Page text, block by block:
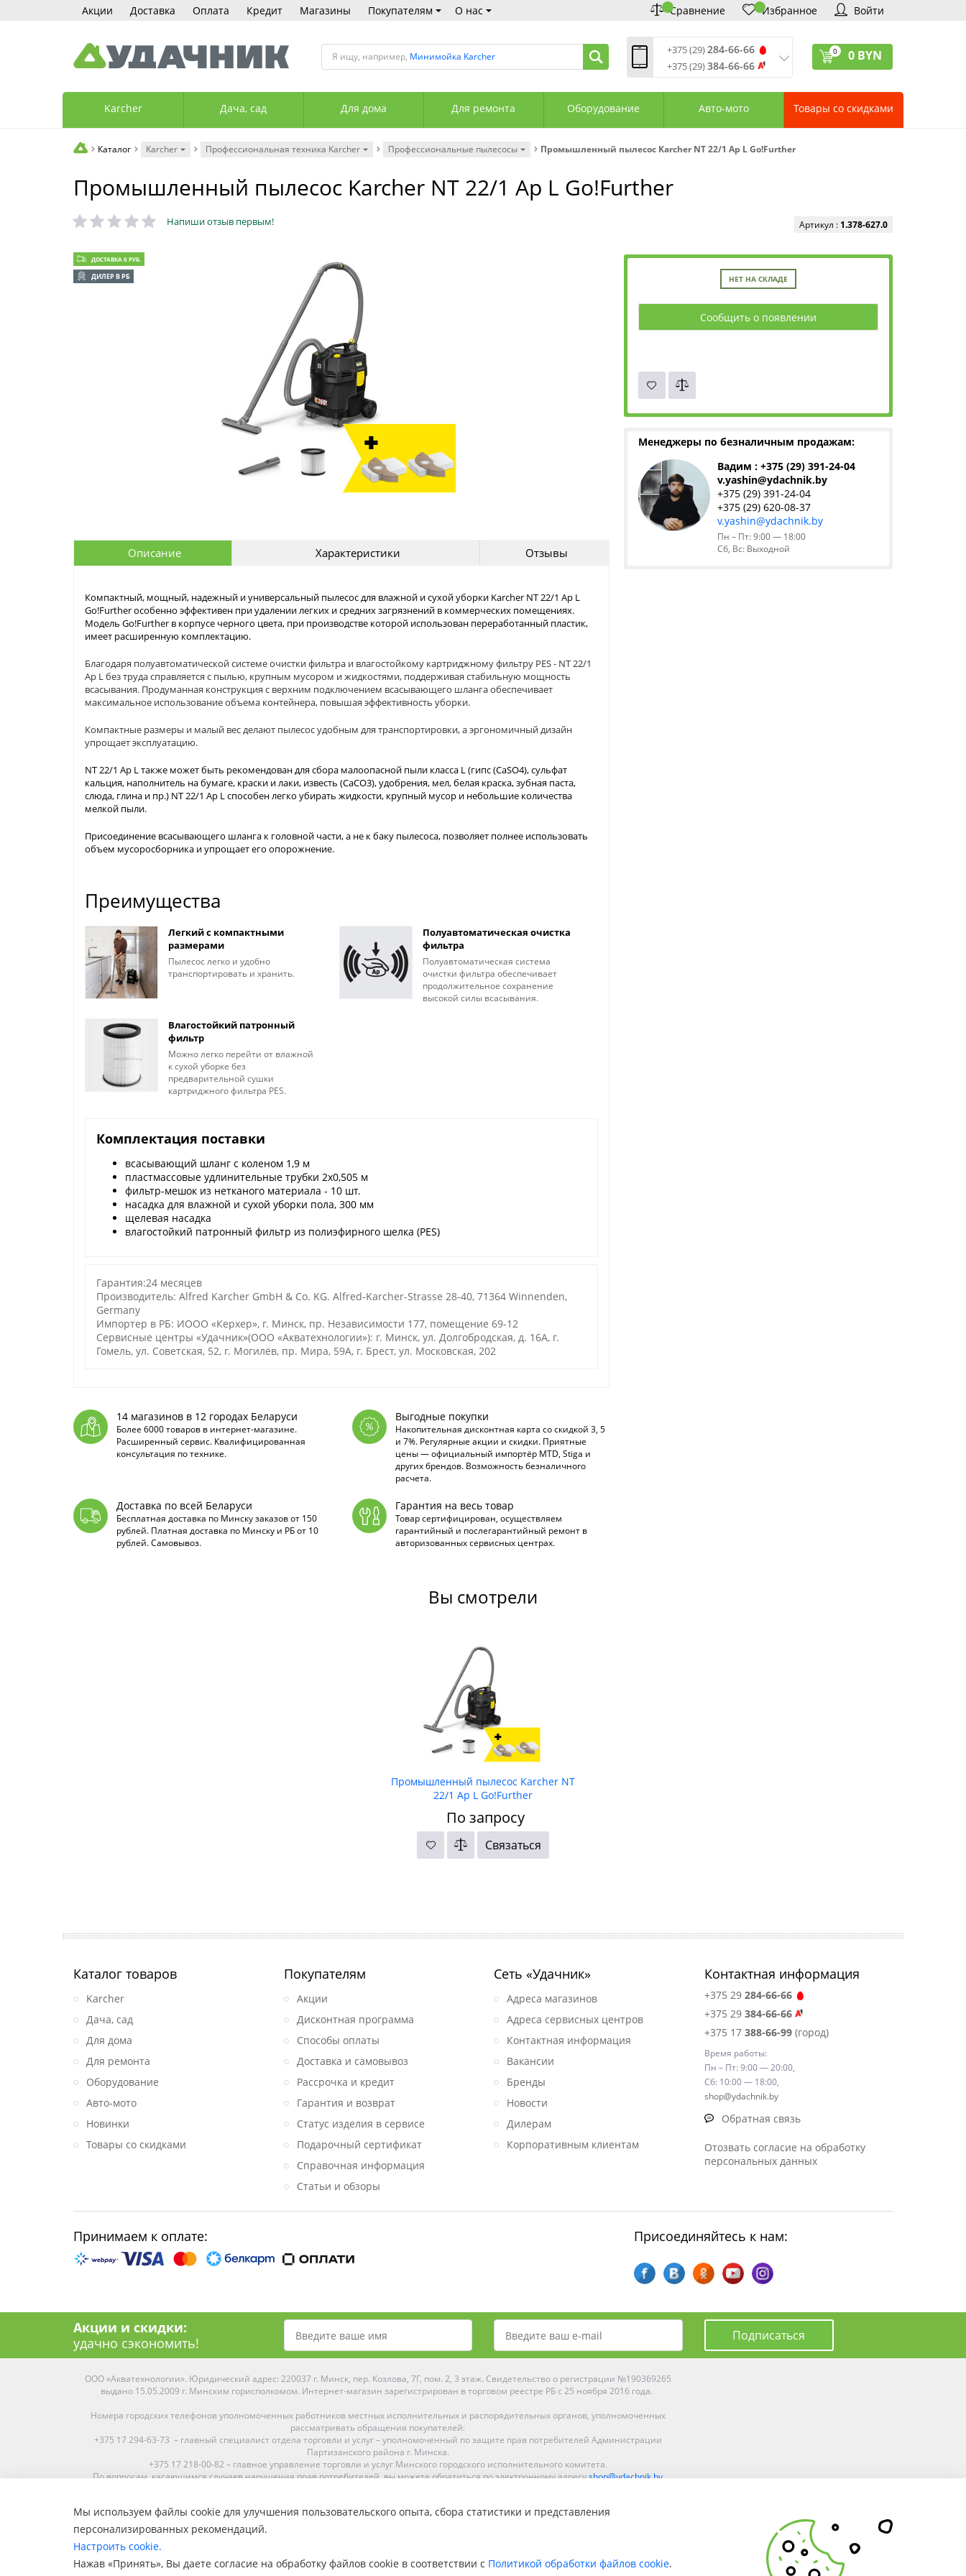
Акции Доставка Оплата Кредит Магазины Покупателям О нас Сравнение Избранное Войти
Я ищу, например, Минимойка Karcher +375 (29)284-66-66
+375 (29)384-66-66
Сб: 10:00—18:00
+375 (17) 388-66-33
Магазины «Удачник»
0 0 BYN
Karcher Дача, сад Для дома Для ремонта Оборудование Авто-мото Товары со скидками
Каталог Karcher Профессиональная техника Karcher Профессиональные пылесосы Промышленный пылесос Karcher NT 22/1 Ap L Go!Further
Промышленный пылесос Karcher NT 22/1 Ap L Go!Further
Напиши отзыв первым!
ДОСТАВКА 0 РУБ.
ДИЛЕР В РБ
Артикул : 1.378-627.0
НЕТ НА СКЛАДЕ
Сообщить о появлении
Менеджеры по безналичным продажам:
Вадим : +375 (29) 391-24-04
v.yashin@ydachnik.by
+375 (29) 391-24-04
+375 (29) 620-08-37
v.yashin@ydachnik.by
Пн – Пт: 9:00 — 18:00
Сб, Вс: Выходной
Описание Характеристики Отзывы
Компактный, мощный, надежный и универсальный пылесос для влажной и сухой уборки Karcher NT 22/1 Ap L
Go!Further особенно эффективен при удалении легких и средних загрязнений в коммерческих помещениях.
Модель Go!Further в корпусе черного цвета, при производстве которой использован переработанный пластик,
имеет расширенную комплектацию.
Благодаря полуавтоматической системе очистки фильтра и влагостойкому картриджному фильтру PES - NT 22/1
Ap L без труда справляется с пылью, крупным мусором и жидкостями, поддерживая стабильную мощность
всасывания. Продуманная конструкция с верхним подключением всасывающего шланга обеспечивает
максимальное использование объема контейнера, повышая эффективность уборки.
Компактные размеры и малый вес делают пылесос удобным для транспортировки, а эргономичный дизайн
упрощает эксплуатацию.
NT 22/1 Ap L также может быть рекомендован для сбора малоопасной пыли класса L (гипс (CaSO4), сульфат
кальция, наполнитель на бумаге, краски и лаки, известь (CaCO3), удобрения, мел, белая краска, зубная паста,
слюда, глина и пр.) NT 22/1 Ap L способен легко убирать жидкости, крупный мусор и небольшие количества
мелкой пыли.
Присоединение всасывающего шланга к головной части, а не к баку пылесоса, позволяет полнее использовать
объем мусоросборника и упрощает его опорожнение.
Преимущества
Легкий с компактными
размерами
Пылесос легко и удобно
транспортировать и хранить.
Полуавтоматическая очистка
фильтра
Полуавтоматическая система
очистки фильтра обеспечивает
продолжительное сохранение
высокой силы всасывания.
Влагостойкий патронный
фильтр
Можно легко перейти от влажной
к сухой уборке без
предварительной сушки
картриджного фильтра PES.
Комплектация поставки
всасывающий шланг с коленом 1,9 м
пластмассовые удлинительные трубки 2x0,505 м
фильтр-мешок из нетканого материала - 10 шт.
насадка для влажной и сухой уборки пола, 300 мм
щелевая насадка
влагостойкий патронный фильтр из полиэфирного шелка (PES)
Гарантия:24 месяцев
Производитель: Alfred Karcher GmbH & Co. KG. Alfred-Karcher-Strasse 28-40, 71364 Winnenden,
Germany
Импортер в РБ: ИООО «Керхер», г. Минск, пр. Независимости 177, помещение 69-12
Сервисные центры «Удачник»(ООО «Акватехнологии»): г. Минск, ул. Долгобродская, д. 16А, г.
Гомель, ул. Советская, 52, г. Могилёв, пр. Мира, 59А, г. Брест, ул. Московская, 202
14 магазинов в 12 городах Беларуси
Более 6000 товаров в интернет-магазине.
Расширенный сервис. Квалифицированная
консультация по технике.
Выгодные покупки
Накопительная дисконтная карта со скидкой 3, 5
и 7%. Регулярные акции и скидки. Приятные
цены — официальный импортёр MTD, Stiga и
других брендов. Возможность безналичного
расчета.
Доставка по всей Беларуси
Бесплатная доставка по Минску заказов от 150
рублей. Платная доставка по Минску и РБ от 10
рублей. Самовывоз.
Гарантия на весь товар
Товар сертифицирован, осуществляем
гарантийный и послегарантийный ремонт в
авторизованных сервисных центрах.
Вы смотрели
Промышленный пылесос Karcher NT
22/1 Ap L Go!Further
По запросу
Связаться
Каталог товаров
Karcher
Дача, сад
Для дома
Для ремонта
Оборудование
Авто-мото
Новинки
Товары со скидками
Покупателям
Акции
Дисконтная программа
Способы оплаты
Доставка и самовывоз
Рассрочка и кредит
Гарантия и возврат
Статус изделия в сервисе
Подарочный сертификат
Справочная информация
Статьи и обзоры
Сеть «Удачник»
Адреса магазинов
Адреса сервисных центров
Контактная информация
Вакансии
Бренды
Новости
Дилерам
Корпоративным клиентам
Контактная информация
+375 29 284-66-66
+375 29 384-66-66
+375 17 388-66-99(город)
Время работы:
Пн – Пт: 9:00 — 20:00,
Сб: 10:00 — 18:00,
shop@ydachnik.by
Обратная связь
Отозвать согласие на обработку
персональных данных
Принимаем к оплате: Присоединяйтесь к нам:
Акции и скидки:
удачно сэкономить!
Подписаться
ООО «Акватехнологии». Юридический адрес: 220037 г. Минск, пер. Козлова, 7Г, пом. 2, 3 этаж. Свидетельство о регистрации №190369265
выдано 15.05.2009 г. Минским горисполкомом. Интернет-магазин зарегистрирован в торговом реестре РБ с 25 ноября 2016 года.
Номера городских телефонов уполномоченных работников местных исполнительных и распорядительных органов, уполномоченных
рассматривать обращения покупателей:
+375 17 294-63-73 – главный специалист отдела торговли и услуг – уполномоченный по защите прав потребителей Администрации
Партизанского района г. Минска.
+375 17 218-00-82 – главное управление торговли и услуг Минского городского исполнительного комитета.
По вопросам, касающимся случаев нарушения прав потребителей, вы можете обратиться по электронному адресуshop@ydachnik.by
Средняя оценка:4.9 из5на основании голосования10наших покупателей
Наши магазины представлены в Минске, Бресте, Витебске, Гомеле, Гродно, Могилеве, Бобруйске, Барановичах, Молодечно, Новополоцке,
Мы используем файлы cookie для улучшения пользовательского опыта, сбора статистики и представления
персонализированных рекомендаций.
Настроить cookie.
Нажав «Принять», Вы даете согласие на обработку файлов cookie в соответствии с Политикой обработки файлов cookie.